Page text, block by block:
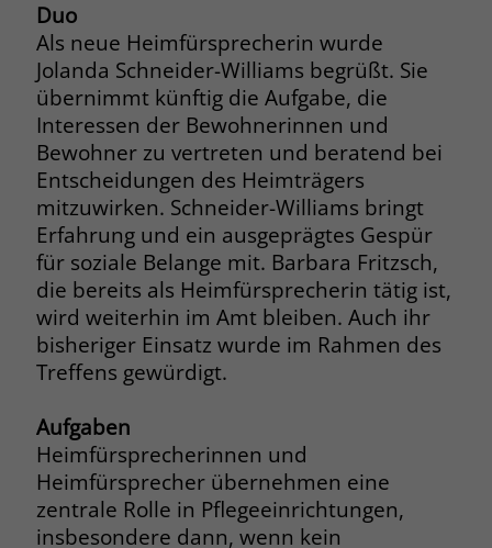
Duo
Als neue Heimfürsprecherin wurde
Jolanda Schneider-Williams begrüßt. Sie
übernimmt künftig die Aufgabe, die
Interessen der Bewohnerinnen und
Bewohner zu vertreten und beratend bei
Entscheidungen des Heimträgers
mitzuwirken. Schneider-Williams bringt
Erfahrung und ein ausgeprägtes Gespür
für soziale Belange mit. Barbara Fritzsch,
die bereits als Heimfürsprecherin tätig ist,
wird weiterhin im Amt bleiben. Auch ihr
bisheriger Einsatz wurde im Rahmen des
Treffens gewürdigt.
Aufgaben
Heimfürsprecherinnen und
Heimfürsprecher übernehmen eine
zentrale Rolle in Pflegeeinrichtungen,
insbesondere dann, wenn kein
Zweck
Behält die Zustimmung des Benutzers
zum Cookie Opt-In
Name
Anbieter .fonts.net
Laufzeit 30 Minuten
Zweck
This cookie, set by Cloudflare, is used to
support Cloudflare Bot Management.
Name JSessionID
Anbieter
Laufzeit Session
Zweck
Behält die Zustände des Benutzers bei
allen Seitenanfragen bei.
Zweck
zu speichern und in einer einzigen
Sitzungsaufzeichnung
zusammenzufassen.
Name _gcl_au
Anbieter Google Ads
Laufzeit 90 Tage
Zweck Enthält eine zufallsgenerierte User-ID.
Name _gcl_aw
Anbieter
Laufzeit 90 Tage
Dieses Cookie wird gesetzt, wenn ein
User über einen Klick auf eine Google